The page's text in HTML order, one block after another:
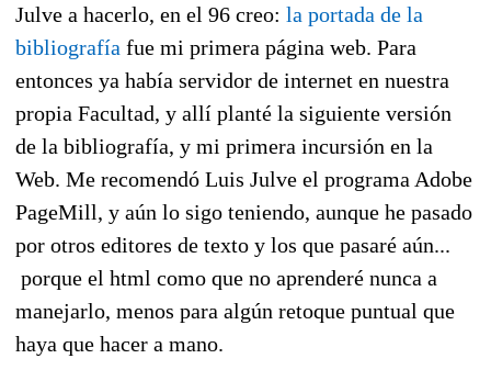
Julve a hacerlo, en el 96 creo: la portada de la
bibliografía fue mi primera página web. Para
entonces ya había servidor de internet en nuestra
propia Facultad, y allí planté la siguiente versión
de la bibliografía, y mi primera incursión en la
Web. Me recomendó Luis Julve el programa Adobe
PageMill, y aún lo sigo teniendo, aunque he pasado
por otros editores de texto y los que pasaré aún...
porque el html como que no aprenderé nunca a
manejarlo, menos para algún retoque puntual que
haya que hacer a mano.